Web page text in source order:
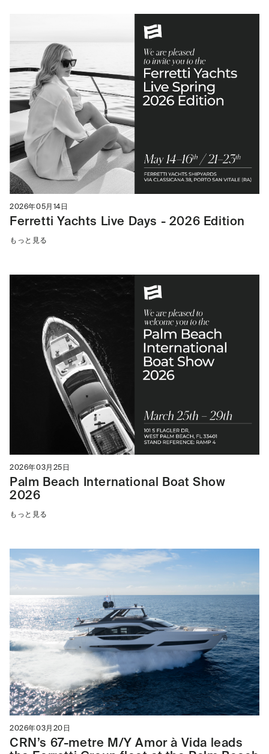
2026年05月14日
Ferretti Yachts Live Days - 2026 Edition
もっと見る
2026年03月25日
Palm Beach International Boat Show
2026
もっと見る
2026年03月20日
CRN’s 67-metre M/Y Amor à Vida leads